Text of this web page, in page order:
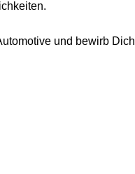
und bewirb